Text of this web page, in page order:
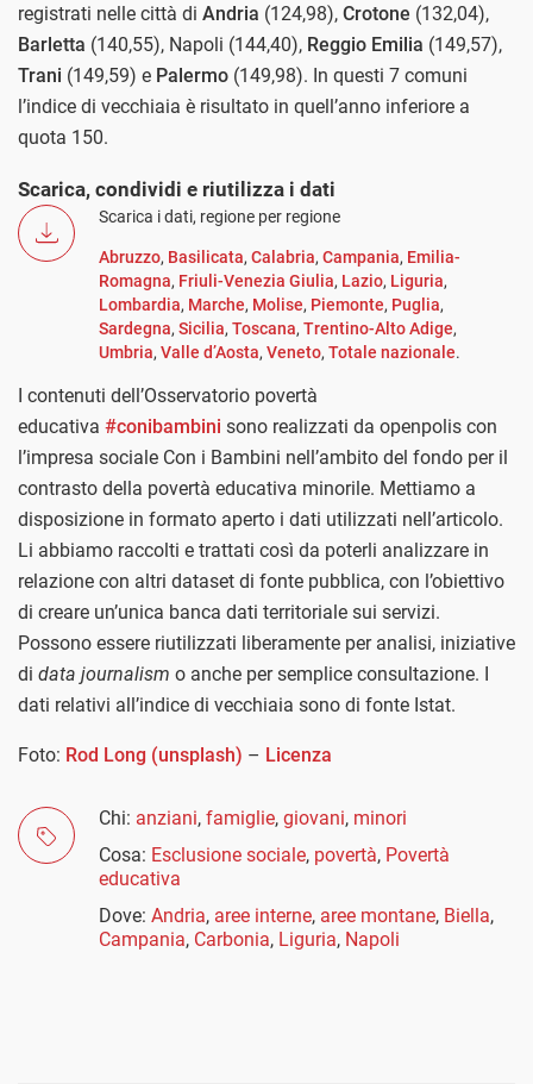
registrati nelle città di Andria (124,98), Crotone (132,04),
Barletta (140,55), Napoli (144,40), Reggio Emilia (149,57),
Trani (149,59) e Palermo (149,98). In questi 7 comuni
l’indice di vecchiaia è risultato in quell’anno inferiore a
quota 150.
Scarica, condividi e riutilizza i dati
Scarica i dati, regione per regione
Abruzzo, Basilicata, Calabria, Campania, Emilia-
Romagna, Friuli-Venezia Giulia, Lazio, Liguria,
Lombardia, Marche, Molise, Piemonte, Puglia,
Sardegna, Sicilia, Toscana, Trentino-Alto Adige,
Umbria, Valle d’Aosta, Veneto, Totale nazionale.
I contenuti dell’Osservatorio povertà
educativa #conibambini sono realizzati da openpolis con
l’impresa sociale Con i Bambini nell’ambito del fondo per il
contrasto della povertà educativa minorile. Mettiamo a
disposizione in formato aperto i dati utilizzati nell’articolo.
Li abbiamo raccolti e trattati così da poterli analizzare in
relazione con altri dataset di fonte pubblica, con l’obiettivo
di creare un’unica banca dati territoriale sui servizi.
Possono essere riutilizzati liberamente per analisi, iniziative
di data journalism o anche per semplice consultazione. I
dati relativi all’indice di vecchiaia sono di fonte Istat.
Foto: Rod Long (unsplash) – Licenza
Chi: anziani, famiglie, giovani, minori
Cosa: Esclusione sociale, povertà, Povertà
educativa
Dove: Andria, aree interne, aree montane, Biella,
Campania, Carbonia, Liguria, Napoli